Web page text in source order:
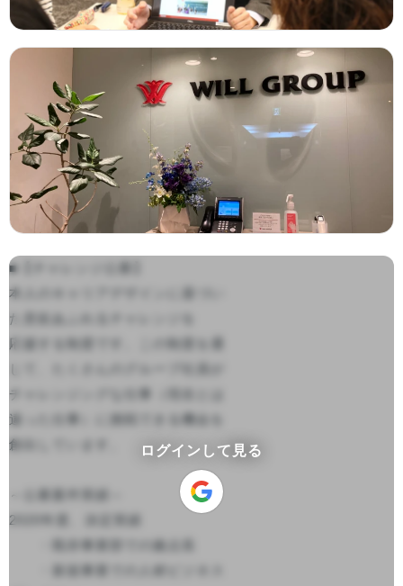
■【チャレンジ公募】
本人のキャリアデザインに基づい
た意欲あふれるチャレンジを
応援する制度です。この制度を通
じて、たくさんのグループ社員が
チャレンジングな仕事（現在とは
違った仕事）に挑戦できる機会を
創出しています。
～公募案件実績～
2020年度、決定実績
ログインして見る